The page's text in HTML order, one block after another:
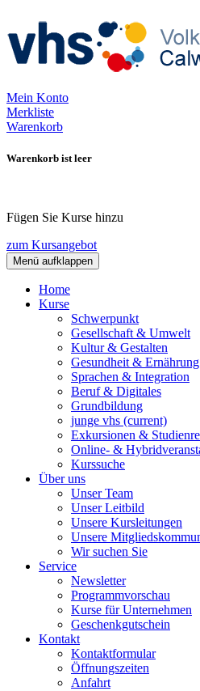
Mein Konto
Merkliste
Warenkorb
Warenkorb ist leer
Fügen Sie Kurse hinzu
zum Kursangebot
Menü aufklappen
Home
Kurse
Schwerpunkt
Gesellschaft & Umwelt
Kultur & Gestalten
Gesundheit & Ernährung
Sprachen & Integration
Beruf & Digitales
Grundbildung
junge vhs (current)
Exkursionen &
Online- &
Kurssuche
Über uns
Unser Team
Unser Leitbild
Unsere Kursleitungen
Unsere
Wir suchen Sie
Service
Newsletter
Programmvorschau
Kurse für Unternehmen
Geschenkgutschein
Kontakt
Kontaktformular
Öffnungszeiten
Anfahrt